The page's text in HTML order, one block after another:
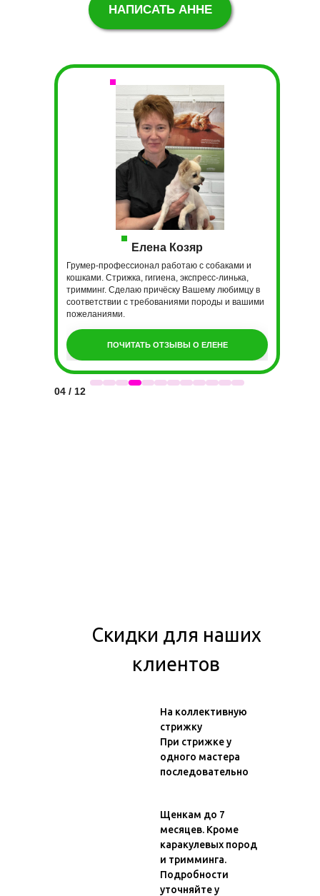
НАПИСАТЬ АННЕ
Елена Козяр
Грумер-профессионал работаю с собаками и
кошками. Стрижка, гигиена, экспресс-линька,
тримминг. Сделаю причёску Вашему любимцу в
соответствии с требованиями породы и вашими
пожеланиями.
ПОЧИТАТЬ ОТЗЫВЫ О ЕЛЕНЕ
04 / 12
Скидки для наших
клиентов
На коллективную
стрижку
При стрижке у
одного мастера
последовательно
Щенкам до 7
месяцев. Кроме
каракулевых пород
и тримминга.
Подробности
уточняйте у